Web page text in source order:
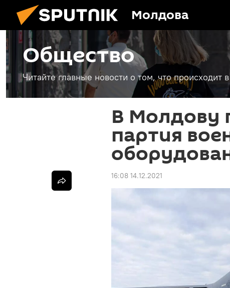
Молдова
Общество
Читайте главные новости о том, что
В Молдову
партия
16:08 14.12.2021